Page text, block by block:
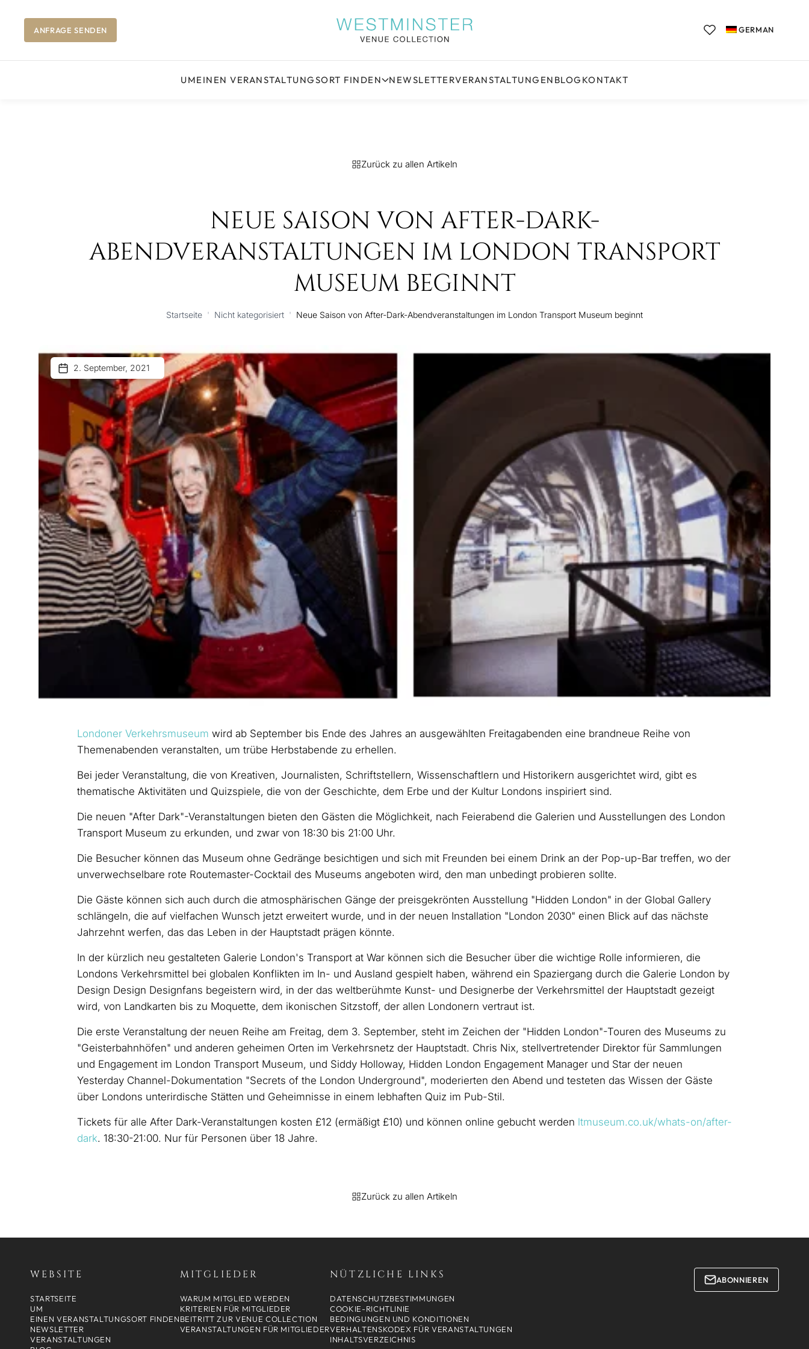
ANFRAGE SENDEN GERMAN
UMEINEN VERANSTALTUNGSORT FINDEN NEWSLETTERVERANSTALTUNGEN BLOG KONTAKT
Zurück zu allen Artikeln
NEUE SAISON VON AFTER-DARK-
ABENDVERANSTALTUNGEN IM LONDON TRANSPORT
MUSEUM BEGINNT
Startseite ' Nicht kategorisiert ' Neue Saison von After-Dark-Abendveranstaltungen im London Transport Museum beginnt
2. September, 2021
Londoner Verkehrsmuseum wird ab September bis Ende des Jahres an ausgewählten Freitagabenden eine brandneue Reihe von
Themenabenden veranstalten, um trübe Herbstabende zu erhellen.
Bei jeder Veranstaltung, die von Kreativen, Journalisten, Schriftstellern, Wissenschaftlern und Historikern ausgerichtet wird, gibt es
thematische Aktivitäten und Quizspiele, die von der Geschichte, dem Erbe und der Kultur Londons inspiriert sind.
Die neuen "After Dark"-Veranstaltungen bieten den Gästen die Möglichkeit, nach Feierabend die Galerien und Ausstellungen des London
Transport Museum zu erkunden, und zwar von 18:30 bis 21:00 Uhr.
Die Besucher können das Museum ohne Gedränge besichtigen und sich mit Freunden bei einem Drink an der Pop-up-Bar treffen, wo der
unverwechselbare rote Routemaster-Cocktail des Museums angeboten wird, den man unbedingt probieren sollte.
Die Gäste können sich auch durch die atmosphärischen Gänge der preisgekrönten Ausstellung "Hidden London" in der Global Gallery
schlängeln, die auf vielfachen Wunsch jetzt erweitert wurde, und in der neuen Installation "London 2030" einen Blick auf das nächste
Jahrzehnt werfen, das das Leben in der Hauptstadt prägen könnte.
In der kürzlich neu gestalteten Galerie London's Transport at War können sich die Besucher über die wichtige Rolle informieren, die
Londons Verkehrsmittel bei globalen Konflikten im In- und Ausland gespielt haben, während ein Spaziergang durch die Galerie London by
Design Design Designfans begeistern wird, in der das weltberühmte Kunst- und Designerbe der Verkehrsmittel der Hauptstadt gezeigt
wird, von Landkarten bis zu Moquette, dem ikonischen Sitzstoff, der allen Londonern vertraut ist.
Die erste Veranstaltung der neuen Reihe am Freitag, dem 3. September, steht im Zeichen der "Hidden London"-Touren des Museums zu
"Geisterbahnhöfen" und anderen geheimen Orten im Verkehrsnetz der Hauptstadt. Chris Nix, stellvertretender Direktor für Sammlungen
und Engagement im London Transport Museum, und Siddy Holloway, Hidden London Engagement Manager und Star der neuen
Yesterday Channel-Dokumentation "Secrets of the London Underground", moderierten den Abend und testeten das Wissen der Gäste
über Londons unterirdische Stätten und Geheimnisse in einem lebhaften Quiz im Pub-Stil.
Tickets für alle After Dark-Veranstaltungen kosten £12 (ermäßigt £10) und können online gebucht werden ltmuseum.co.uk/whats-on/after-
dark. 18:30-21:00. Nur für Personen über 18 Jahre.
Zurück zu allen Artikeln
WEBSITE
STARTSEITE
UM
EINEN VERANSTALTUNGSORT FINDEN
NEWSLETTER
VERANSTALTUNGEN
MITGLIEDER
WARUM MITGLIED WERDEN
KRITERIEN FÜR MITGLIEDER
BEITRITT ZUR VENUE COLLECTION
VERANSTALTUNGEN FÜR MITGLIEDER
NÜTZLICHE LINKS
DATENSCHUTZBESTIMMUNGEN
COOKIE-RICHTLINIE
BEDINGUNGEN UND KONDITIONEN
VERHALTENSKODEX FÜR VERANSTALTUNGEN
INHALTSVERZEICHNIS
ABONNIEREN